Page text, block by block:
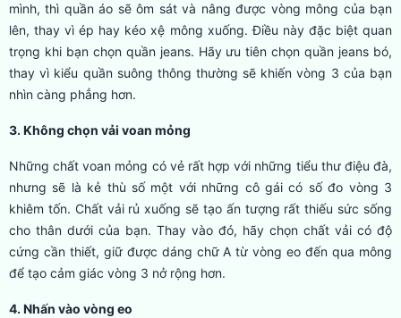
mình, thì quần áo sẽ ôm sát và nâng được vòng mông của bạn
lên, thay vì ép hay kéo xệ mông xuống. Điều này đặc biệt quan
trọng khi bạn chọn quần jeans. Hãy ưu tiên chọn quần jeans bó,
thay vì kiểu quần suông thông thường sẽ khiến vòng 3 của bạn
nhìn càng phẳng hơn.
3. Không chọn vải voan mỏng
Những chất voan mỏng có vẻ rất hợp với những tiểu thư điệu đà,
nhưng sẽ là kẻ thù số một với những cô gái có số đo vòng 3
khiêm tốn. Chất vải rủ xuống sẽ tạo ấn tượng rất thiếu sức sống
cho thân dưới của bạn. Thay vào đó, hãy chọn chất vải có độ
cứng cần thiết, giữ được dáng chữ A từ vòng eo đến qua mông
để tạo cảm giác vòng 3 nở rộng hơn.
4. Nhấn vào vòng eo